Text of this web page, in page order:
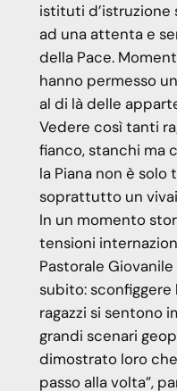
istituti
ad una attenta e
della Pace.
hanno permesso
al di là delle
Vedere così tanti
fianco, stanchi ma
la Piana non è
soprattutto un
In un momento
tensioni
Pastorale
subito: sconfiggere
ragazzi si sentono
grandi scenari
dimostrato loro
passo alla volta”,